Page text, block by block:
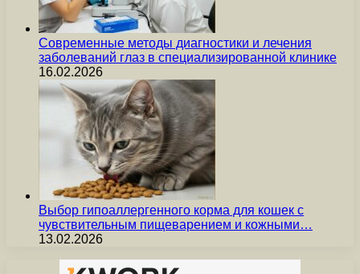
Современные методы диагностики и лечения
заболеваний глаз в специализированной клинике
16.02.2026
Выбор гипоаллергенного корма для кошек с
чувствительным пищеварением и кожными…
13.02.2026